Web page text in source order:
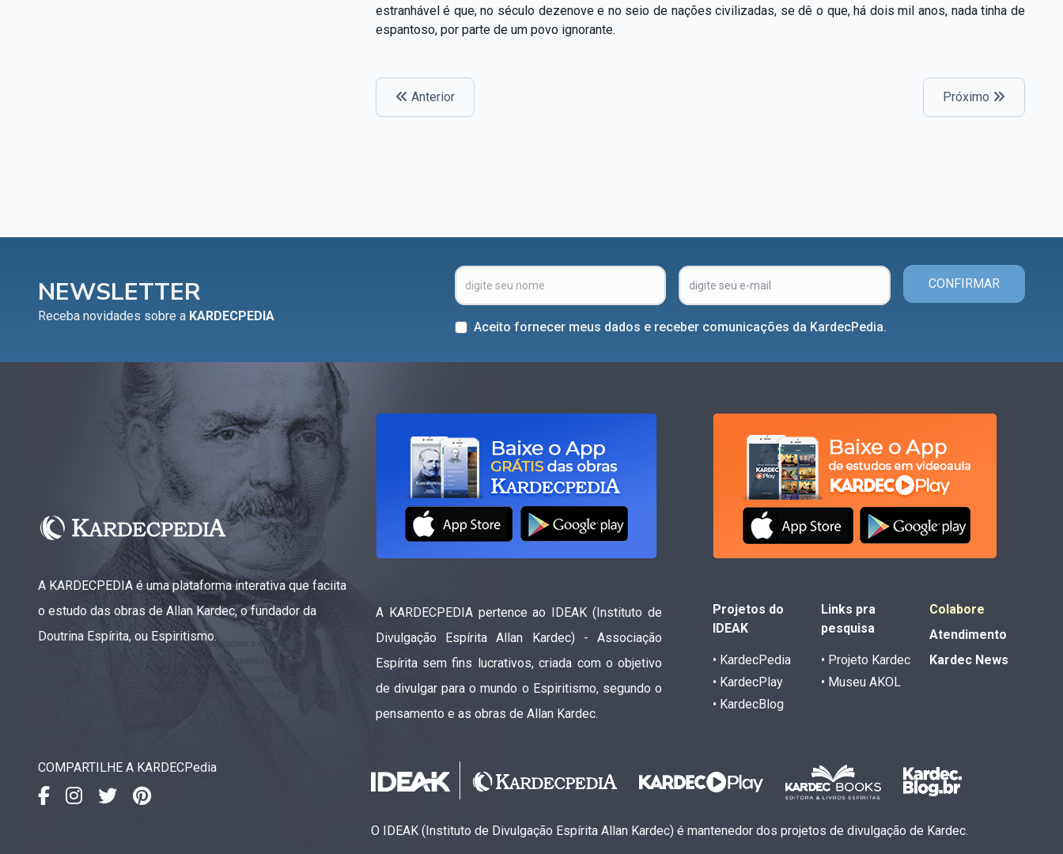
estranhável é que, no século dezenove e no seio de nações civilizadas, se dê o que, há dois mil anos, nada tinha de
espantoso, por parte de um povo ignorante.
Anterior Próximo
NEWSLETTER
Receba novidades sobre a KARDECPEDIA
CONFIRMAR
Aceito fornecer meus dados e receber comunicações da KardecPedia.
A KARDECPEDIA é uma plataforma interativa que faciita
o estudo das obras de Allan Kardec, o fundador da
Doutrina Espírita, ou Espiritismo.
A KARDECPEDIA pertence ao IDEAK (Instituto de
Divulgação Espírita Allan Kardec) - Associação
Espírita sem fins lucrativos, criada com o objetivo
de divulgar para o mundo o Espiritismo, segundo o
pensamento e as obras de Allan Kardec.
Projetos do
IDEAK
• KardecPedia
• KardecPlay
• KardecBlog
Links pra
pesquisa
• Projeto Kardec
• Museu AKOL
Colabore
Atendimento
Kardec News
COMPARTILHE A KARDECPedia
O IDEAK (Instituto de Divulgação Espírita Allan Kardec) é mantenedor dos projetos de divulgação de Kardec.